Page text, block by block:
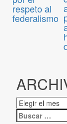
respeto al
federalismo